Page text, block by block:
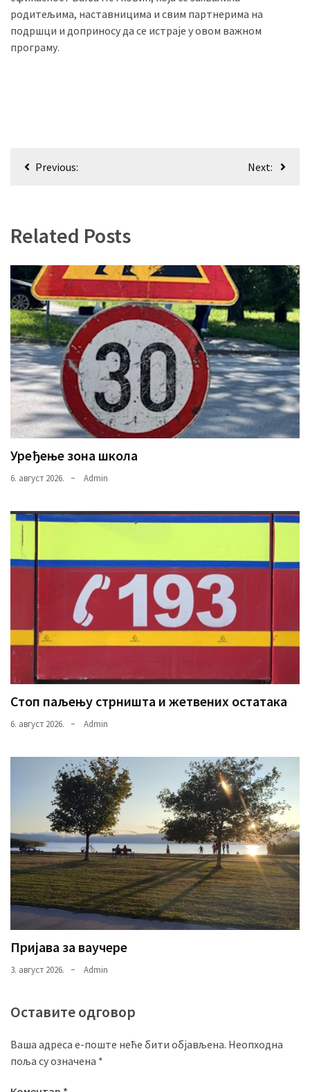
родитељима, наставницима и свим партнерима на
подршци и доприносу да се истраје у овом важном
програму.
Кретање
Previous: Next:
Related Posts
Уређење зона школа
6. август 2026. Admin
Стоп паљењу стрништа и жетвених остатака
6. август 2026. Admin
Пријава за ваучере
3. август 2026. Admin
Оставите одговор
Ваша адреса е-поште неће бити објављена. Неопходна
поља су означена *